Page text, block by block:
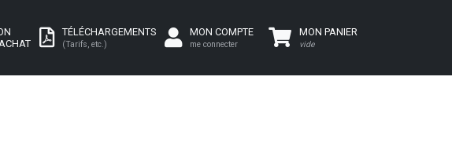
TÉLÉCHARGEMENTS
(Tarifs, etc.)
MON COMPTE
me connecter
MON PANIER
vide